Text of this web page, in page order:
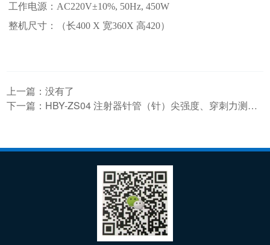
工作电源： AC220V±10%, 50Hz, 450W
整机尺寸： （长400X 宽360X 高420）
上一篇：没有了
下一篇： HBY-ZS04 注射器针管（针）尖强度、穿刺力测试仪